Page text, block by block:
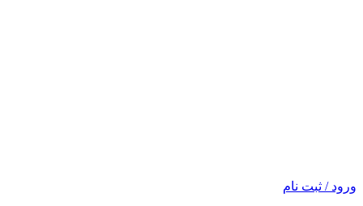
ورود / ثبت نام